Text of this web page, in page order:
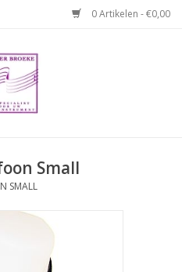
0 Artikelen - €0,00
Small
SMALL